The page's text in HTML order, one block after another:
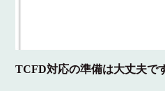
TCFD対応の準備は大丈夫で